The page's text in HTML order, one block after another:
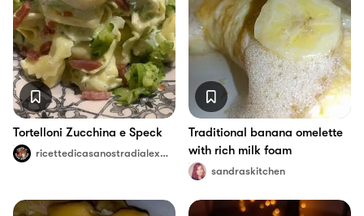
Tortelloni Zucchina e Speck
ricettedicasanostradialexeangy
Traditional banana omelette
with rich milk foam
sandraskitchen